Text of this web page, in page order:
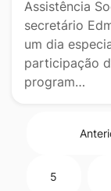
Assistência
secretário
um dia
participação
program…
5